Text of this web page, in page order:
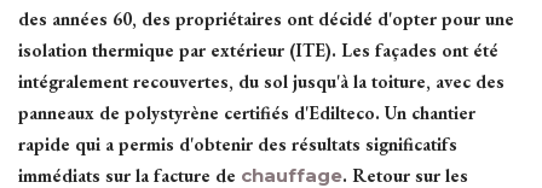
des années 60, des propriétaires ont décidé d'opter pour une
isolation thermique par extérieur (ITE). Les façades ont été
intégralement recouvertes, du sol jusqu'à la toiture, avec des
panneaux de polystyrène certifiés d'Edilteco. Un chantier
rapide qui a permis d'obtenir des résultats significatifs
immédiats sur la facture de chauffage. Retour sur les